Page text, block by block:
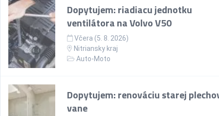
Dopytujem: riadiacu jednotku
ventilátora na Volvo V50
Včera (5. 8. 2026)
Nitriansky kraj
Auto-Moto
Dopytujem: renováciu starej
vane